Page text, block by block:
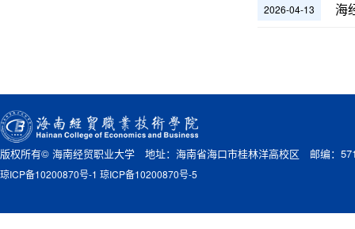
2026-04-13 海
版权所有© 海南经贸职业大学 地址：海南省海口市桂林洋高校区 邮编：
琼ICP备10200870号-1 琼ICP备10200870号-5